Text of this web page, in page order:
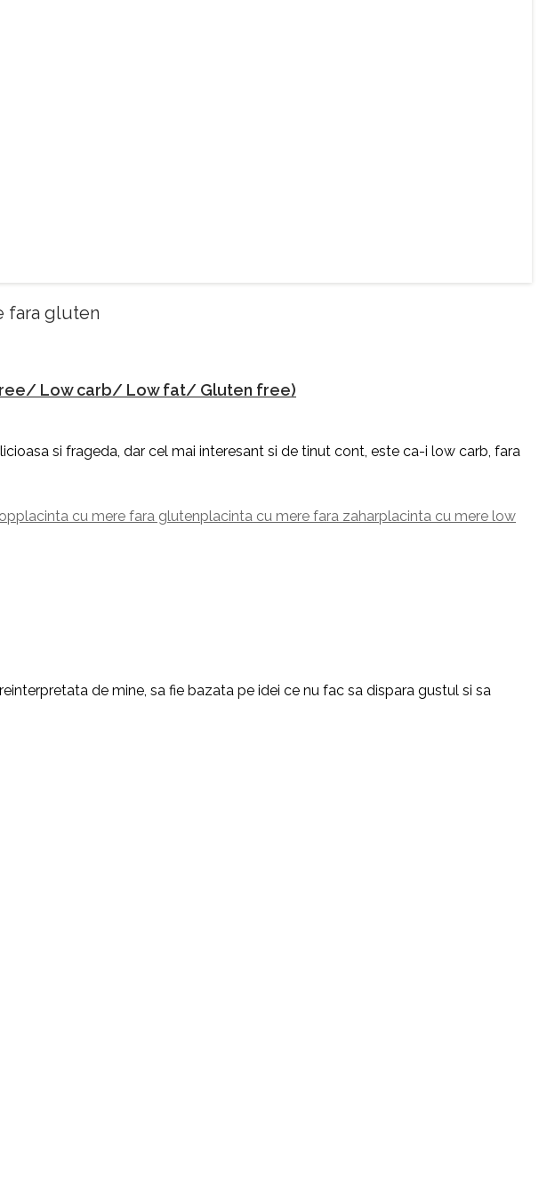
fara gluten
free/ Low carb/ Low fat/ Gluten free)
si frageda, dar cel mai interesant si de tinut cont, este ca-i low carb, fara
placinta cu mere fara glutenplacinta cu mere fara zaharplacinta cu mere low
de mine, sa fie bazata pe idei ce nu fac sa dispara gustul si sa